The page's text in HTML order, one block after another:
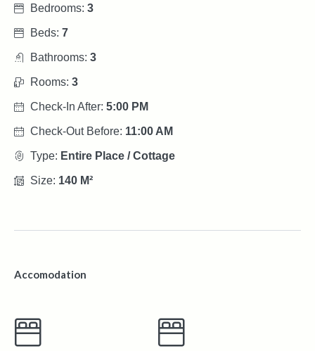
Bedrooms: 3
Beds: 7
Bathrooms: 3
Rooms: 3
Check-In After: 5:00 PM
Check-Out Before: 11:00 AM
Type: Entire Place / Cottage
Size: 140 M²
Accomodation